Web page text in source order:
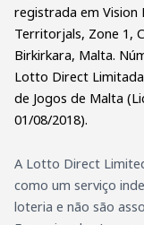
registrada em Vision
Territorjals, Zone 1,
Birkirkara, Malta.
Lotto Direct
de Jogos de Malta
01/08/2018).
A Lotto Direct
como um serviço
loteria e não são